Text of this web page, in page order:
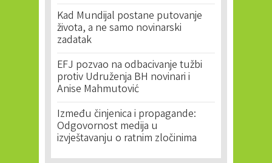
Kad Mundijal postane putovanje
života, a ne samo novinarski
zadatak
EFJ pozvao na odbacivanje tužbi
protiv Udruženja BH novinari i
Anise Mahmutović
Između činjenica i propagande:
Odgovornost medija u
izvještavanju o ratnim zločinima